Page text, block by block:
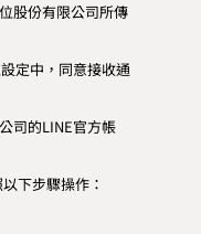
股份有限公司所傳
定中，同意接收通
司的LINE官方帳
下步驟操作：